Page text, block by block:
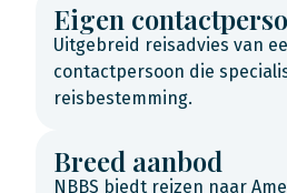
Eigen
Uitgebreid reisadvies van
contactpersoon die
reisbestemming.
Breed aanbod
NBBS biedt reizen naar